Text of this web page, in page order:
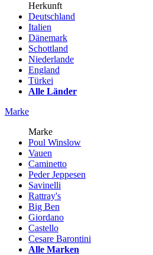
Herkunft
Deutschland
Italien
Dänemark
Schottland
Niederlande
England
Türkei
Alle Länder
Marke
Marke
Poul Winslow
Vauen
Caminetto
Peder Jeppesen
Savinelli
Rattray's
Big Ben
Giordano
Castello
Cesare Barontini
Alle Marken